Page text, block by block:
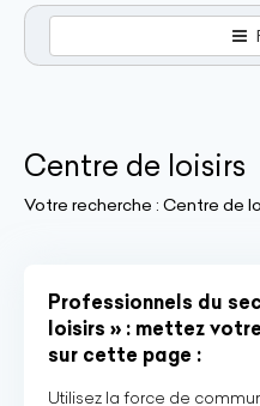
Centre de loisirs
Votre recherche : Centre de
Professionnels du
loisirs » : mettez
sur cette page :
Utilisez la force de